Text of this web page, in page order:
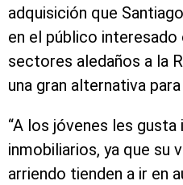
adquisición que
en el público
sectores aledaños a la
una gran alternativa
“A los jóvenes les
inmobiliarios, ya que su
arriendo tienden a ir en